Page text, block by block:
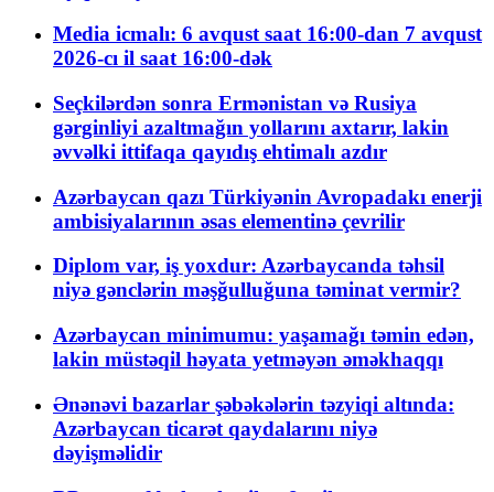
Media icmalı: 6 avqust saat 16:00-dan 7 avqust
2026-cı il saat 16:00-dək
Seçkilərdən sonra Ermənistan və Rusiya
gərginliyi azaltmağın yollarını axtarır, lakin
əvvəlki ittifaqa qayıdış ehtimalı azdır
Azərbaycan qazı Türkiyənin Avropadakı enerji
ambisiyalarının əsas elementinə çevrilir
Diplom var, iş yoxdur: Azərbaycanda təhsil
niyə gənclərin məşğulluğuna təminat vermir?
Azərbaycan minimumu: yaşamağı təmin edən,
lakin müstəqil həyata yetməyən əməkhaqqı
Ənənəvi bazarlar şəbəkələrin təzyiqi altında:
Azərbaycan ticarət qaydalarını niyə
dəyişməlidir